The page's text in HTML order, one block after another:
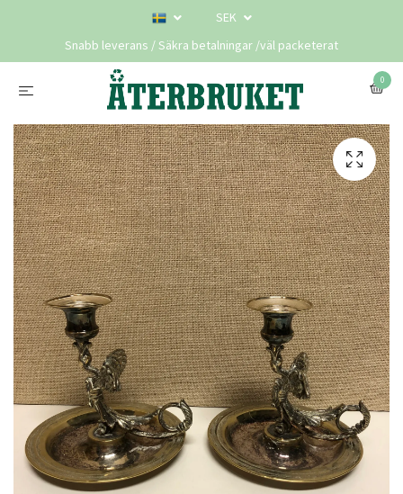
SEK
Snabb leverans / Säkra betalningar /väl packeterat
0